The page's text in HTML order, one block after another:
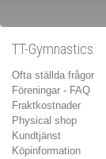
TT-Gymnastics
Ofta ställda frågor
Föreningar - FAQ
Fraktkostnader
Physical shop
Kundtjänst
Köpinformation